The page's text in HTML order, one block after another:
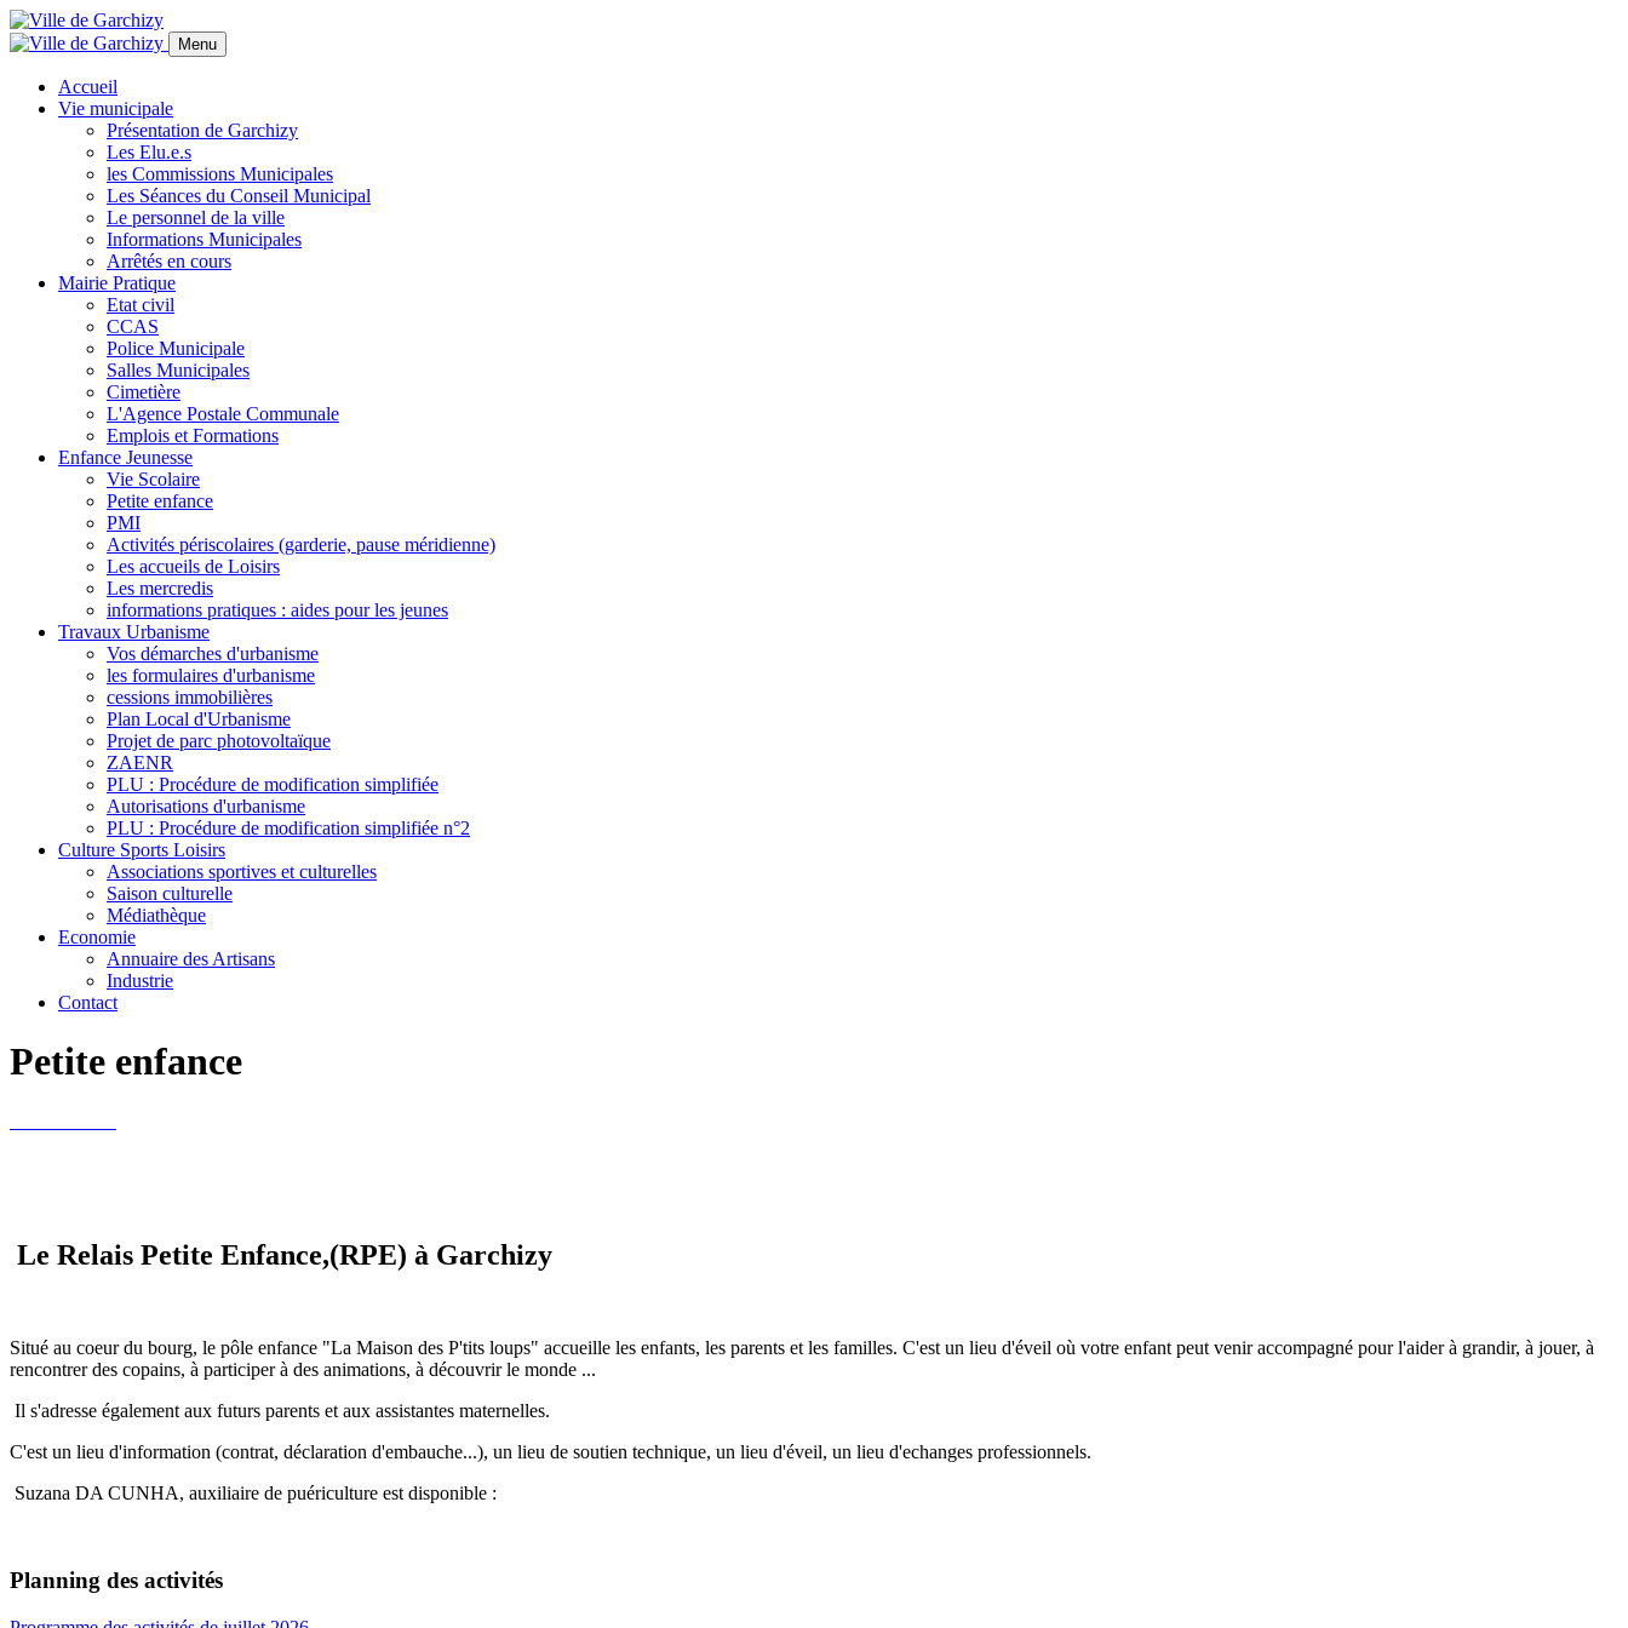
Menu
Accueil
Vie municipale
Présentation de Garchizy
Les Elu.e.s
les Commissions Municipales
Les Séances du Conseil Municipal
Le personnel de la ville
Informations Municipales
Arrêtés en cours
Mairie Pratique
Etat civil
CCAS
Police Municipale
Salles Municipales
Cimetière
L'Agence Postale Communale
Emplois et Formations
Enfance Jeunesse
Vie Scolaire
Petite enfance
PMI
Activités périscolaires (garderie, pause méridienne)
Les accueils de Loisirs
Les mercredis
informations pratiques : aides pour les jeunes
Travaux Urbanisme
Vos démarches d'urbanisme
les formulaires d'urbanisme
cessions immobilières
Plan Local d'Urbanisme
Projet de parc photovoltaïque
ZAENR
PLU : Procédure de modification simplifiée
Autorisations d'urbanisme
PLU : Procédure de modification simplifiée n°2
Culture Sports Loisirs
Associations sportives et culturelles
Saison culturelle
Médiathèque
Economie
Annuaire des Artisans
Industrie
Contact
Petite enfance
Le Relais Petite Enfance,(RPE) à Garchizy
Situé au coeur du bourg, le pôle enfance "La Maison des P'tits loups" accueille les enfants, les parents et les familles. C'est un lieu d'éveil où votre enfant peut venir accompagné pour l'aider à grandir, à jouer, à
rencontrer des copains, à participer à des animations, à découvrir le monde ...
Il s'adresse également aux futurs parents et aux assistantes maternelles.
C'est un lieu d'information (contrat, déclaration d'embauche...), un lieu de soutien technique, un lieu d'éveil, un lieu d'echanges professionnels.
Suzana DA CUNHA, auxiliaire de puériculture est disponible :
Planning des activités
Panneau de gestion des cookies